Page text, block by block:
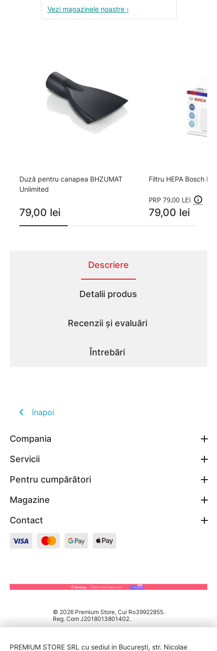
Vezi magazinele noastre ›
Duză pentru canapea BHZUMAT
Unlimited
79,00 lei
Filtru HEPA Bosch
PRP 79,00 LEI
79,00 lei
Descriere
Detalii produs
Recenzii și evaluări
Întrebări
înapoi
Compania
Servicii
Pentru cumpărători
Magazine
Contact
© 2026 Premium Store, Cui Ro39922855.
Reg. Com J2018013801402.
PREMIUM STORE SRL cu sediul in București, str. Nicolae